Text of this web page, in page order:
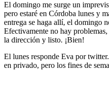
El domingo me surge un
pero estaré en Córdoba lunes y
entrega se haga allí, el domingo
Efectivamente no hay
la dirección y listo. ¡Bien!
El lunes responde Eva por
en privado, pero los fines de